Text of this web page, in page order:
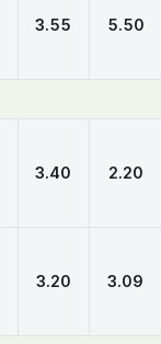
3.55 5.50
3.40 2.20
3.20 3.09